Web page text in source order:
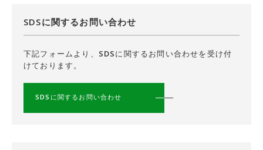
SDSに関するお問い合わせ
下記フォームより、SDSに関するお問い合わせを受け付
けております。
SDSに関するお問い合わせ